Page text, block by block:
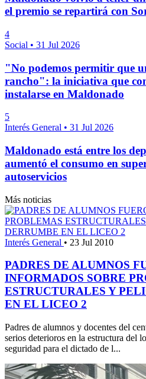
el premio se repartirá con
4
Social • 31 Jul 2026
"No podemos permitir que
rancho": la iniciativa que
instalarse en Maldonado
5
Interés General • 31 Jul 2026
Maldonado está entre los
aumentó el consumo en
autoservicios
Más noticias
Interés General • 23 Jul 2010
PADRES DE ALUMNOS
INFORMADOS SOBRE
ESTRUCTURALES Y
EN EL LICEO 2
Padres de alumnos y docentes del
serios deterioros en la estructura del
seguridad para el dictado de l...